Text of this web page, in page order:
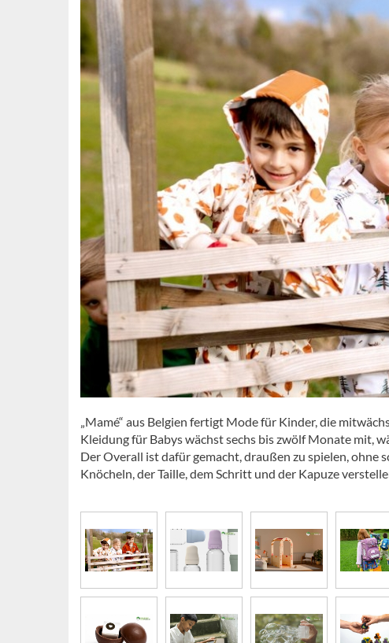
„Mamé“ aus Belgien fertigt Mode für Kinder, die
Kleidung für Babys wächst sechs bis zwölf Monate mit,
Der Overall ist dafür gemacht, draußen zu spielen, ohne
Knöcheln, der Taille, dem Schritt und der Kapuze